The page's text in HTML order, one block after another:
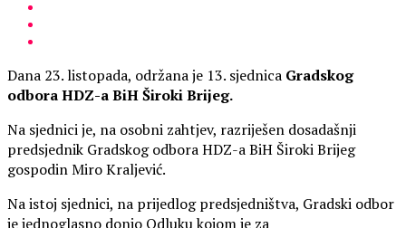
Dana 23. listopada, održana je 13. sjednica Gradskog
odbora HDZ-a BiH Široki Brijeg.
Na sjednici je, na osobni zahtjev, razriješen dosadašnji
predsjednik Gradskog odbora HDZ-a BiH Široki Brijeg
gospodin Miro Kraljević.
Na istoj sjednici, na prijedlog predsjedništva, Gradski odbor
je jednoglasno donio Odluku kojom je za